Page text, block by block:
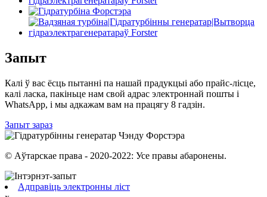
Запыт
Калі ў вас ёсць пытанні па нашай прадукцыі або прайс-лісце,
калі ласка, пакіньце нам свой адрас электроннай пошты і
WhatsApp, і мы адкажам вам на працягу 8 гадзін.
Запыт зараз
© Аўтарскае права - 2020-2022: Усе правы абаронены.
Адправіць электронны ліст